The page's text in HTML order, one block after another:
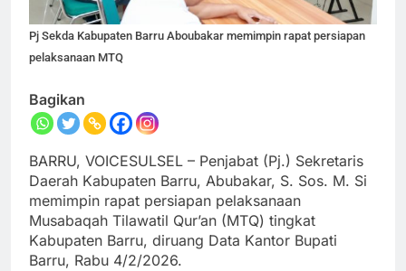
Pj Sekda Kabupaten Barru Aboubakar memimpin rapat persiapan
pelaksanaan MTQ
Bagikan
BARRU, VOICESULSEL – Penjabat (Pj.) Sekretaris
Daerah Kabupaten Barru, Abubakar, S. Sos. M. Si
memimpin rapat persiapan pelaksanaan
Musabaqah Tilawatil Qur’an (MTQ) tingkat
Kabupaten Barru, diruang Data Kantor Bupati
Barru, Rabu 4/2/2026.